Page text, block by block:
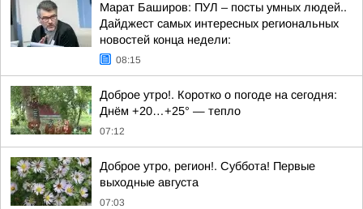
Марат Баширов: ПУЛ – посты умных людей..
Дайджест самых интересных региональных
новостей конца недели:
08:15
Доброе утро!. Коротко о погоде на сегодня:
Днём +20…+25° — тепло
07:12
Доброе утро, регион!. Суббота! Первые
выходные августа
07:03